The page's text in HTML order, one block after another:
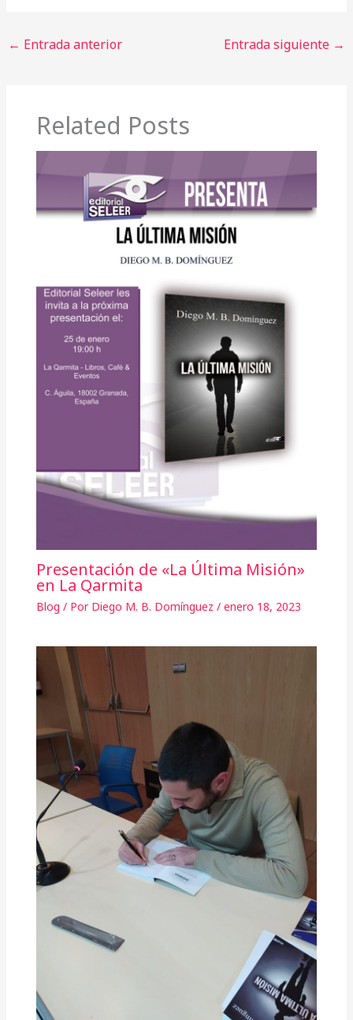
← Entrada anterior Entrada siguiente →
Related Posts
Presentación de «La Última Misión»
en La Qarmita
Blog / Por Diego M. B. Domínguez / enero 18, 2023